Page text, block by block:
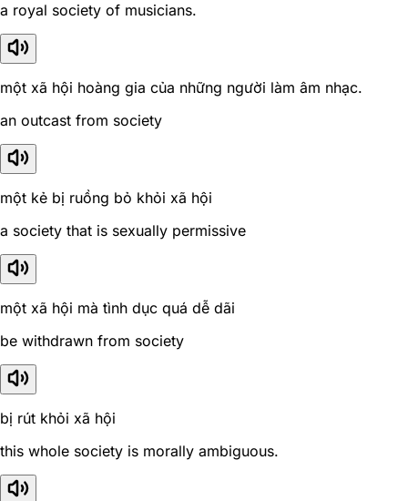
a royal society of musicians.
một xã hội hoàng gia của những người làm âm nhạc.
an outcast from society
một kẻ bị ruồng bỏ khỏi xã hội
a society that is sexually permissive
một xã hội mà tình dục quá dễ dãi
be withdrawn from society
bị rút khỏi xã hội
this whole society is morally ambiguous.